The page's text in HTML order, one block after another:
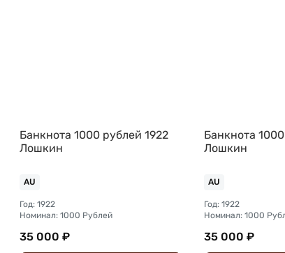
Банкнота 1000 рублей 1922
Лошкин
AU
Год: 1922
Номинал: 1000 Рублей
35 000 ₽
Банкнота
Лошкин
AU
Год: 1922
Номинал: 1000
35 000 ₽